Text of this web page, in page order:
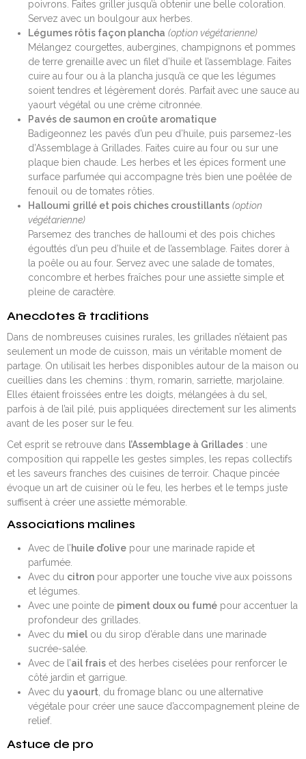
poivrons. Faites griller jusqu’à obtenir une belle coloration.
Servez avec un boulgour aux herbes.
Légumes rôtis façon plancha (option végétarienne)
Mélangez courgettes, aubergines, champignons et pommes
de terre grenaille avec un filet d’huile et l’assemblage. Faites
cuire au four ou à la plancha jusqu’à ce que les légumes
soient tendres et légèrement dorés. Parfait avec une sauce au
yaourt végétal ou une crème citronnée.
Pavés de saumon en croûte aromatique
Badigeonnez les pavés d’un peu d’huile, puis parsemez-les
d’Assemblage à Grillades. Faites cuire au four ou sur une
plaque bien chaude. Les herbes et les épices forment une
surface parfumée qui accompagne très bien une poêlée de
fenouil ou de tomates rôties.
Halloumi grillé et pois chiches croustillants (option
végétarienne)
Parsemez des tranches de halloumi et des pois chiches
égouttés d’un peu d’huile et de l’assemblage. Faites dorer à
la poêle ou au four. Servez avec une salade de tomates,
concombre et herbes fraîches pour une assiette simple et
pleine de caractère.
Anecdotes & traditions
Dans de nombreuses cuisines rurales, les grillades n’étaient pas
seulement un mode de cuisson, mais un véritable moment de
partage. On utilisait les herbes disponibles autour de la maison ou
cueillies dans les chemins : thym, romarin, sarriette, marjolaine.
Elles étaient froissées entre les doigts, mélangées à du sel,
parfois à de l’ail pilé, puis appliquées directement sur les aliments
avant de les poser sur le feu.
Cet esprit se retrouve dans l’Assemblage à Grillades : une
composition qui rappelle les gestes simples, les repas collectifs
et les saveurs franches des cuisines de terroir. Chaque pincée
évoque un art de cuisiner où le feu, les herbes et le temps juste
suffisent à créer une assiette mémorable.
Associations malines
Avec de l’huile d’olivepour une marinade rapide et
parfumée.
Avec du citronpour apporter une touche vive aux poissons
et légumes.
Avec une pointe de piment doux ou fumépour accentuer la
profondeur des grillades.
Avec du mielou du sirop d’érable dans une marinade
sucrée-salée.
Avec de l’ail fraiset des herbes ciselées pour renforcer le
côté jardin et garrigue.
Avec du yaourt, du fromage blanc ou une alternative
végétale pour créer une sauce d’accompagnement pleine de
relief.
Astuce de pro